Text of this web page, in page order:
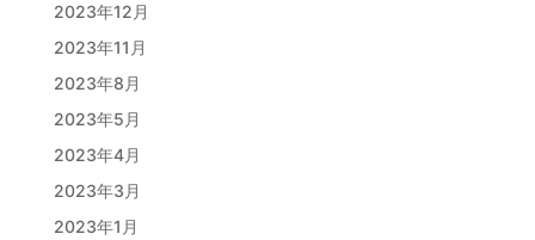
2023年12月
2023年11月
2023年8月
2023年5月
2023年4月
2023年3月
2023年1月